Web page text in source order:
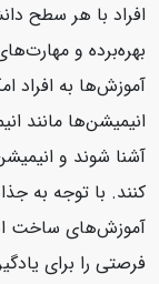
افراد با هر سطح
بهره‌برده و
آموزش‌ها به افراد
انیمیشن‌ها مانند
آشنا شوند و
کنند. با توجه به
آموزش‌های ساخت
فرصتی را برای